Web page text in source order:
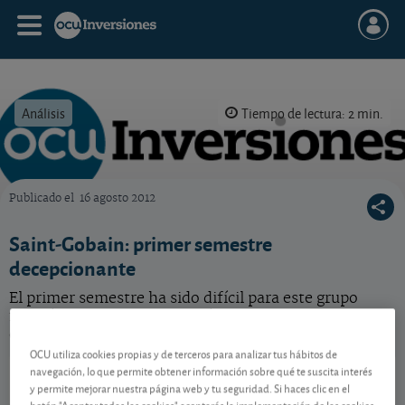
Análisis Tiempo de lectura: 2 min.
Publicado el 16 agosto 2012
Saint-Gobain: primer semestre
decepcionante
El primer semestre ha sido difícil para este grupo
francés, muy sensible a la débil coyuntura actual, y
Saint - Gobain
FR0000125007
85,44 EUR
OCU utiliza cookies propias y de terceros para analizar tus hábitos de
navegación, lo que permite obtener información sobre qué te suscita interés
y permite mejorar nuestra página web y tu seguridad. Si haces clic en el